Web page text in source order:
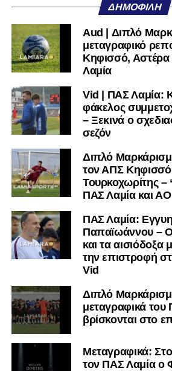
πολύ μικρή.
Ακολουθήστε το lamiara.grστο
μαθαίνετε πρώτοι τα κυανόλευκα νέα
υπόλοιπο κόσμο. Ακολουθήστε το
μαθαίνετε σε χρόνο dt όλα τα νέα.
ΔΗΜΟΦΙΛΉ
Aud | Διπλό
μεταγραφικό
Κηφισσό, Αστέρα
Λαμία
Vid | ΠΑΣ Λαμία:
φάκελος
– Ξεκινά ο
σεζόν
Διπλό
τον ΑΠΣ Κηφισσό
Τουρκοχωρίτης –
ΠΑΣ Λαμία και
ΠΑΣ Λαμία:
Παπαϊωάννου –
και τα αισιόδοξα
την επιστροφή
Vid
Διπλό
μεταγραφικά του
βρίσκονται στο
Μεταγραφικά:
τον ΠΑΣ Λαμία ο